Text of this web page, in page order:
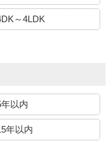
～4LDK
以内
年以内